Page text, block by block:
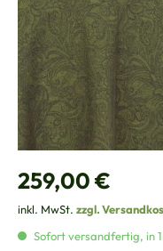
Regulärer Preis:
259,00 €
inkl. MwSt. zzgl.
Sofort versandfertig, in